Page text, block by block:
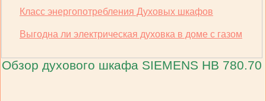
Класс энергопотребления Духовых шкафов
Выгодна ли электрическая духовка в доме с газом
Обзор духового шкафа SIEMENS HB 780.70